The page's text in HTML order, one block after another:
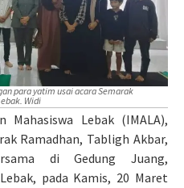
para yatim usai acara Semarak
Widi
Mahasiswa Lebak (IMALA),
Ramadhan, Tabligh Akbar,
di Gedung Juang,
pada Kamis, 20 Maret